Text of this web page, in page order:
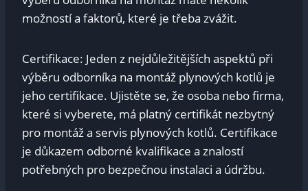
možností a faktorů, které je třeba zvážit.
Certifikace: Jeden z nejdůležitějších aspektů při
výběru odborníka na montáž plynových kotlů je
jeho certifikace. Ujistěte se, že osoba nebo firma,
které si vyberete, má platný certifikát nezbytný
pro montáž a servis plynových kotlů. Certifikace
je důkazem odborné kvalifikace a znalostí
potřebných pro bezpečnou instalaci a údržbu.